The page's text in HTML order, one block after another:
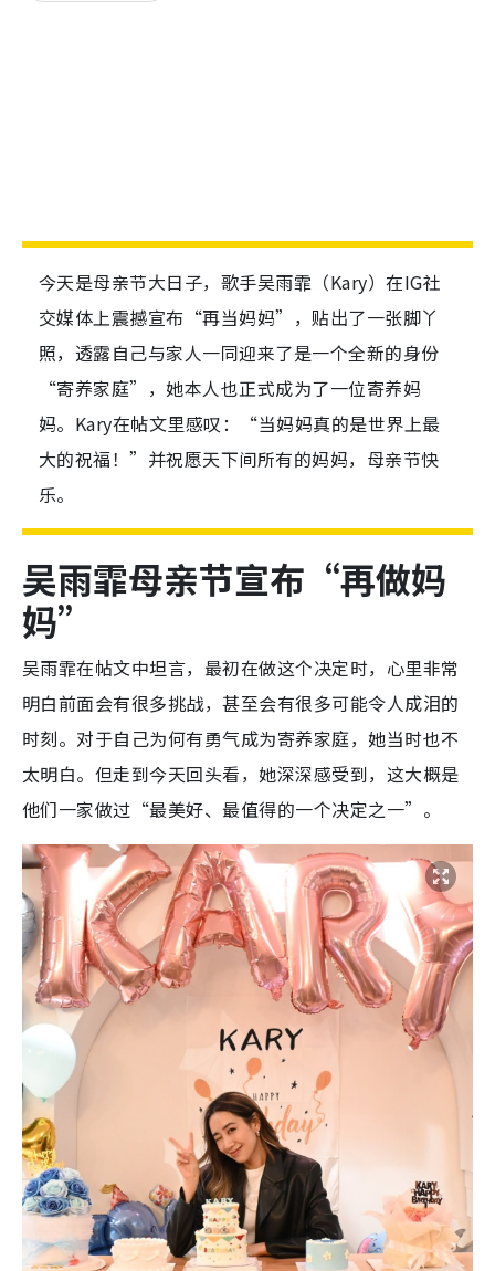
今天是母亲节大日子，歌手吴雨霏（Kary）在IG社
交媒体上震撼宣布“再当妈妈”，贴出了一张脚丫
照，透露自己与家人一同迎来了是一个全新的身份
“寄养家庭”，她本人也正式成为了一位寄养妈
妈。Kary在帖文里感叹：“当妈妈真的是世界上最
大的祝福！”并祝愿天下间所有的妈妈，母亲节快
乐。
吴雨霏母亲节宣布“再做妈
妈”
吴雨霏在帖文中坦言，最初在做这个决定时，心里非常
明白前面会有很多挑战，甚至会有很多可能令人成泪的
时刻。对于自己为何有勇气成为寄养家庭，她当时也不
太明白。但走到今天回头看，她深深感受到，这大概是
他们一家做过“最美好、最值得的一个决定之一”。